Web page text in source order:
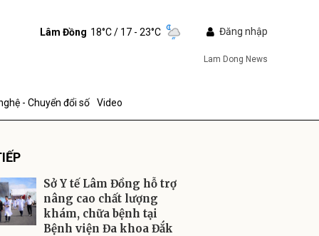
Lâm Đồng 18°C/ 17 - 23°C Đăng nhập
Lam Dong News
- Chuyển đổi số Video
Sở Y tế Lâm Đồng hỗ trợ
nâng cao chất lượng
khám, chữa bệnh tại
Bệnh viện Đa khoa Đắk